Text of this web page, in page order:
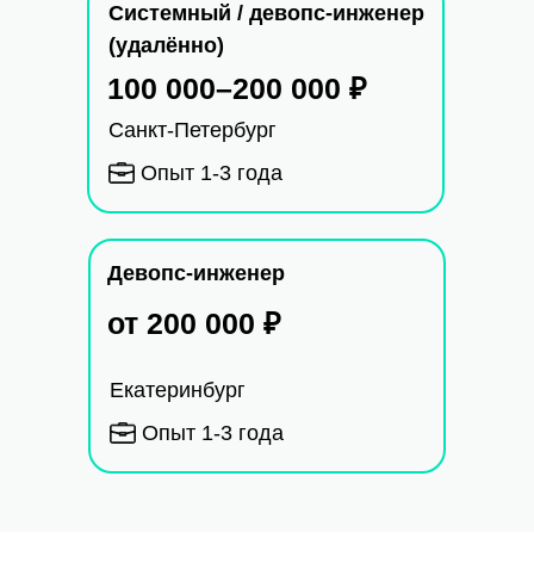
Системный / девопс-инженер
(удалённо)
100 000–200 000 ₽
Санкт-Петербург
Опыт 1-3 года
Опыт 1-3 года
Екатеринбург
от 200 000 ₽
Девопс-инженер
Смежным специалистам
в сфере IT
Попробуете себя в новой роли.
Сможете углубиться в бэкенд или
фронтенд и сменить направление
деятельности.